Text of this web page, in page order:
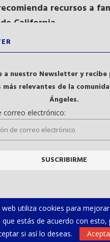
recursos a
California...
a nuestro Newsletter y
relevantes de la
Ángeles.
correo electrónico:
web utiliza cookies para
estás de acuerdo con esto,
si así lo deseas.